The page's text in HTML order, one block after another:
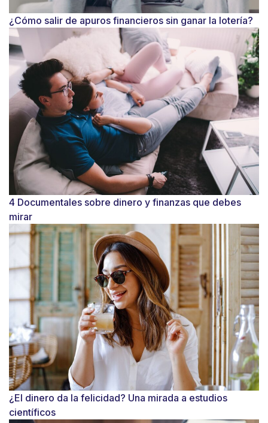
¿Cómo salir de apuros financieros sin ganar la lotería?
4 Documentales sobre dinero y finanzas que debes
mirar
¿El dinero da la felicidad? Una mirada a estudios
científicos